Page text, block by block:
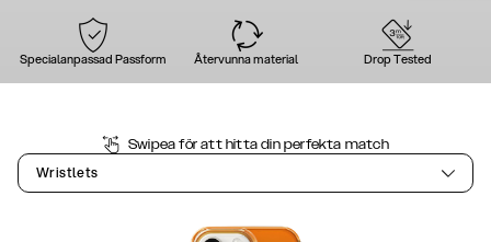
Specialanpassad Passform Återvunna material Drop Tested
Swipea för att hitta din perfekta match
Wristlets